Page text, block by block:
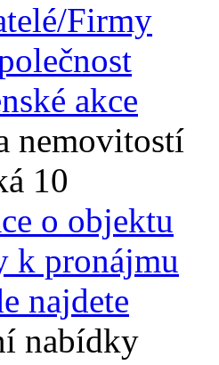
Firmy
akce
nemovitostí
10
o objektu
k pronájmu
najdete
nabídky